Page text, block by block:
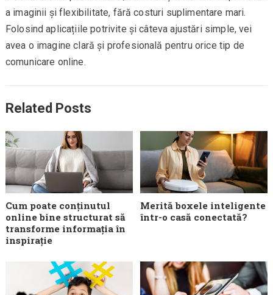
a imaginii și flexibilitate, fără costuri suplimentare mari.
Folosind aplicațiile potrivite și câteva ajustări simple, vei
avea o imagine clară și profesională pentru orice tip de
comunicare online.
Related Posts
Cum poate conținutul
online bine structurat să
transforme informația în
inspirație
Merită boxele inteligente
într-o casă conectată?